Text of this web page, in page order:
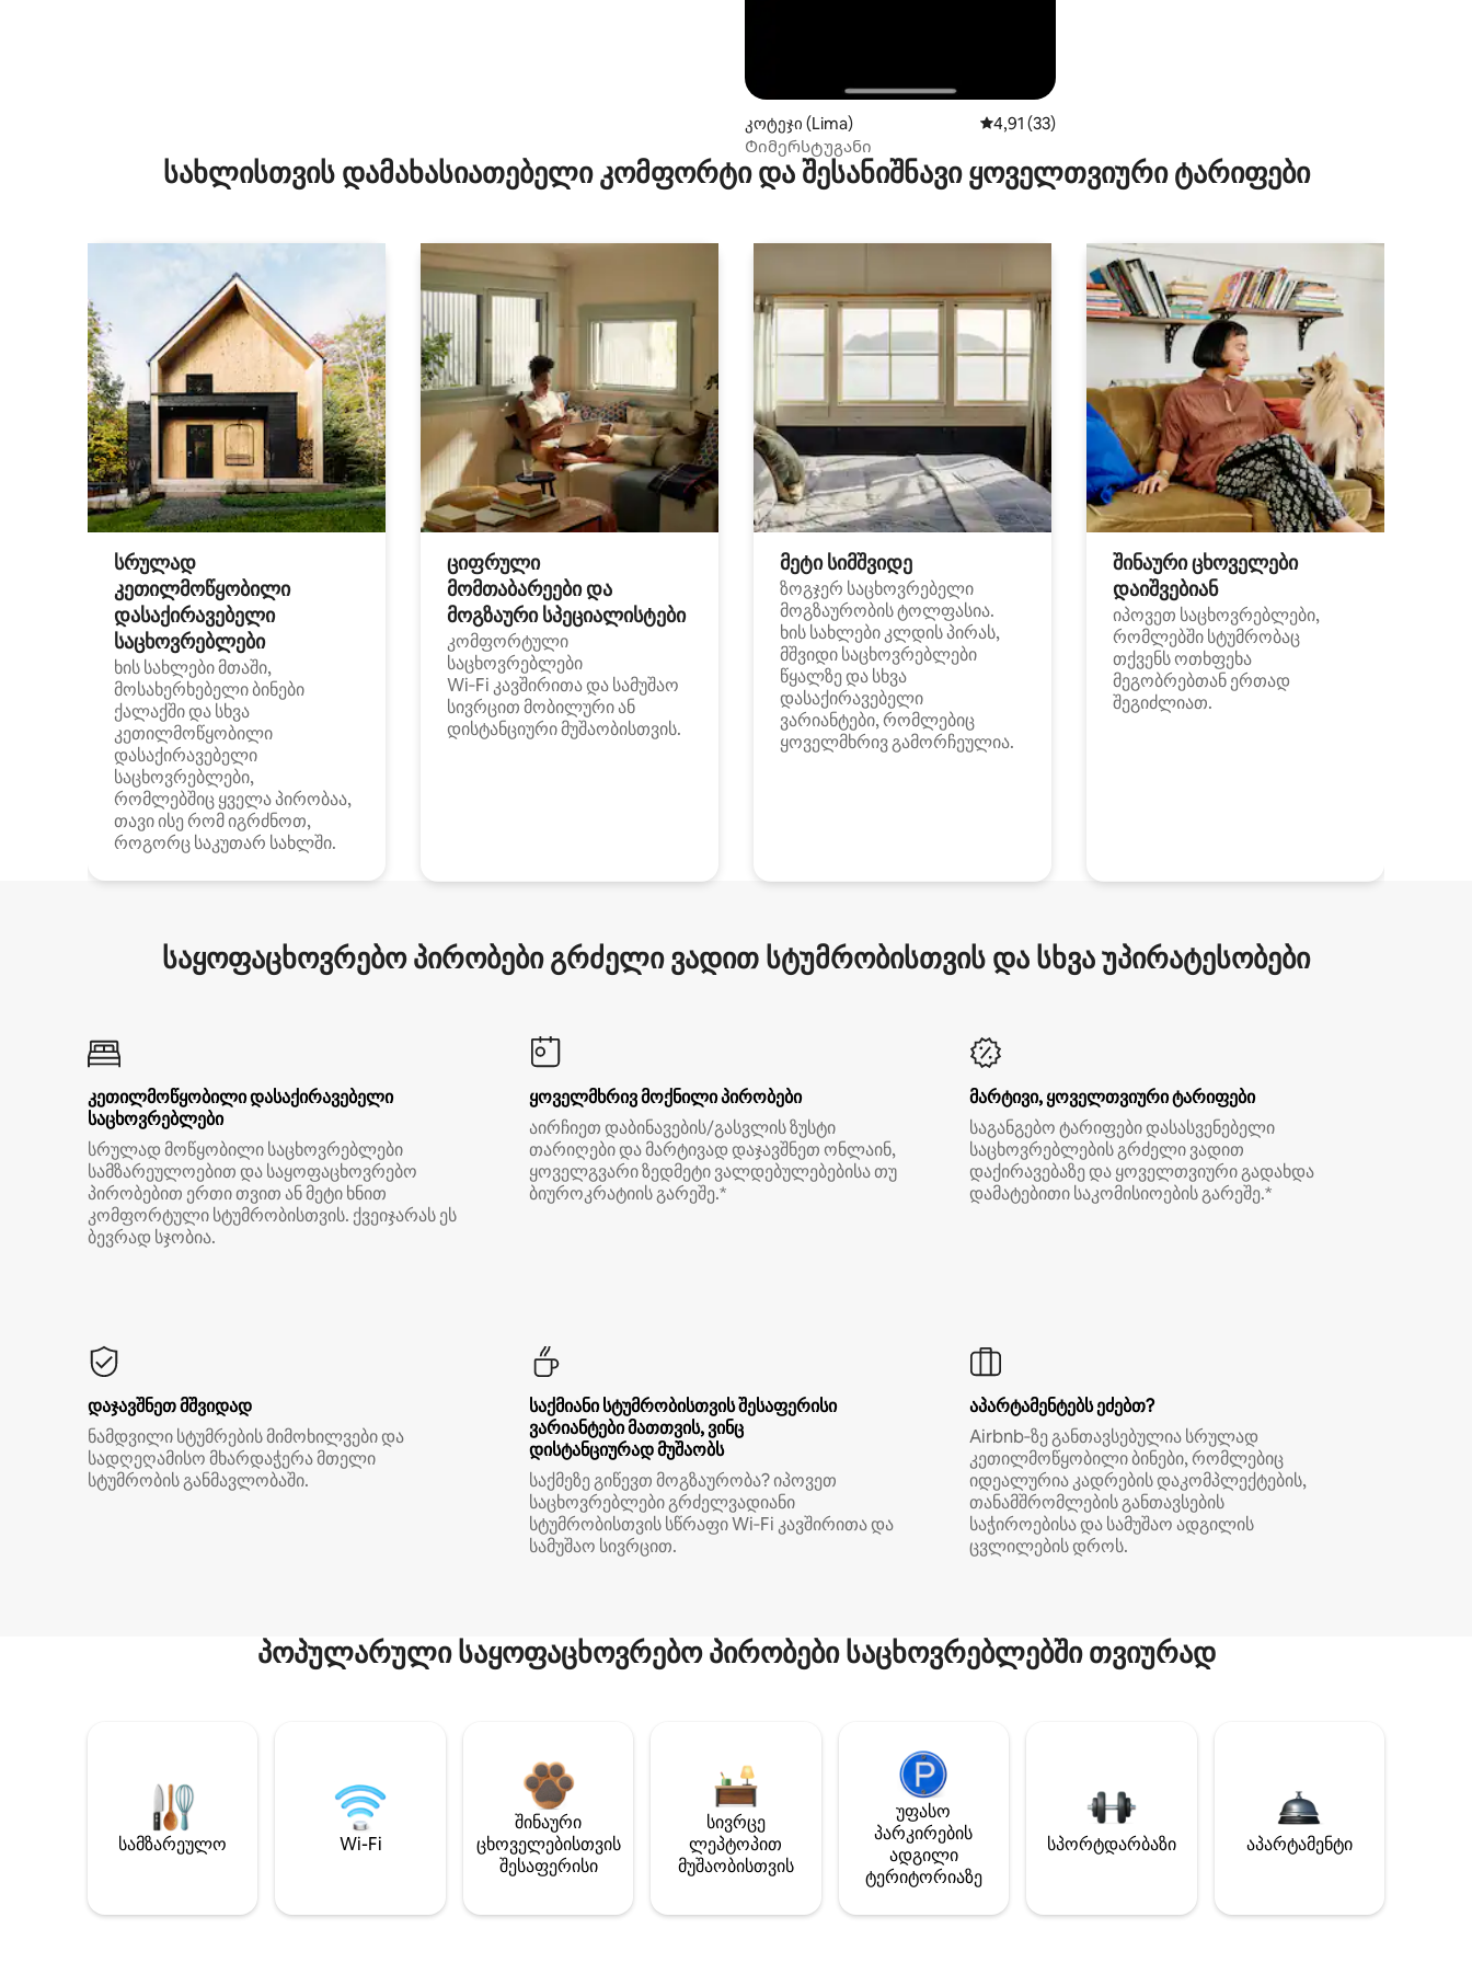
კოტეჯი (Lima) საშუალო შეფასებაა 5‑დან 4,91, 33 მიმოხილვა
4,91 (33)
Ტიმერსტუგანი
სახლისთვის დამახასიათებელი კომფორტი და შესანიშნავი ყოველთვიური ტარიფები
სრულად
კეთილმოწყობილი
დასაქირავებელი
საცხოვრებლები
ხის სახლები მთაში,
მოსახერხებელი ბინები
ქალაქში და სხვა
კეთილმოწყობილი
დასაქირავებელი
საცხოვრებლები,
რომლებშიც ყველა პირობაა,
თავი ისე რომ იგრძნოთ,
როგორც საკუთარ სახლში.
ციფრული
მომთაბარეები და
მოგზაური სპეციალისტები
კომფორტული
საცხოვრებლები
Wi‑Fi კავშირითა და სამუშაო
სივრცით მობილური ან
დისტანციური მუშაობისთვის.
მეტი სიმშვიდე
ზოგჯერ საცხოვრებელი
მოგზაურობის ტოლფასია.
ხის სახლები კლდის პირას,
მშვიდი საცხოვრებლები
წყალზე და სხვა
დასაქირავებელი
ვარიანტები, რომლებიც
ყოველმხრივ გამორჩეულია.
შინაური ცხოველები
დაიშვებიან
იპოვეთ საცხოვრებლები,
რომლებში სტუმრობაც
თქვენს ოთხფეხა
მეგობრებთან ერთად
შეგიძლიათ.
საყოფაცხოვრებო პირობები გრძელი ვადით სტუმრობისთვის და სხვა უპირატესობები
კეთილმოწყობილი დასაქირავებელი
საცხოვრებლები
სრულად მოწყობილი საცხოვრებლები
სამზარეულოებით და საყოფაცხოვრებო
პირობებით ერთი თვით ან მეტი ხნით
კომფორტული სტუმრობისთვის. ქვეიჯარას ეს
ბევრად სჯობია.
ყოველმხრივ მოქნილი პირობები
აირჩიეთ დაბინავების/გასვლის ზუსტი
თარიღები და მარტივად დაჯავშნეთ ონლაინ,
ყოველგვარი ზედმეტი ვალდებულებებისა თუ
ბიუროკრატიის გარეშე.*
მარტივი, ყოველთვიური ტარიფები
საგანგებო ტარიფები დასასვენებელი
საცხოვრებლების გრძელი ვადით
დაქირავებაზე და ყოველთვიური გადახდა
დამატებითი საკომისიოების გარეშე.*
დაჯავშნეთ მშვიდად
ნამდვილი სტუმრების მიმოხილვები და
სადღეღამისო მხარდაჭერა მთელი
სტუმრობის განმავლობაში.
საქმიანი სტუმრობისთვის შესაფერისი
ვარიანტები მათთვის, ვინც
დისტანციურად მუშაობს
საქმეზე გიწევთ მოგზაურობა? იპოვეთ
საცხოვრებლები გრძელვადიანი
სტუმრობისთვის სწრაფი Wi‑Fi კავშირითა და
სამუშაო სივრცით.
აპარტამენტებს ეძებთ?
Airbnb‑ზე განთავსებულია სრულად
კეთილმოწყობილი ბინები, რომლებიც
იდეალურია კადრების დაკომპლექტების,
თანამშრომლების განთავსების
საჭიროებისა და სამუშაო ადგილის
ცვლილების დროს.
პოპულარული საყოფაცხოვრებო პირობები საცხოვრებლებში თვიურად
სამზარეულო Wi-Fi
შინაური
ცხოველებისთვის
შესაფერისი
სივრცე
ლეპტოპით
მუშაობისთვის
უფასო
პარკირების
ადგილი
ტერიტორიაზე
სპორტდარბაზი აპარტამენტი